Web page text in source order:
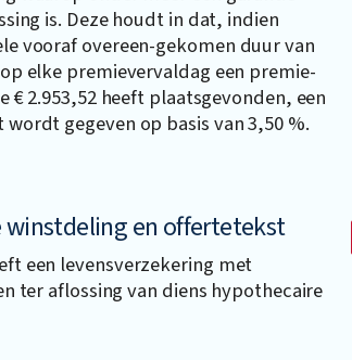
is. Deze houdt in dat, indien
vooraf overeen-gekomen duur van
elke premievervaldag een premie-
€ 2.953,52 heeft plaatsgevonden, een
gegeven op basis van 3,50 %.
en offertetekst
een levensverzekering met
ter aflossing van diens hypothecaire